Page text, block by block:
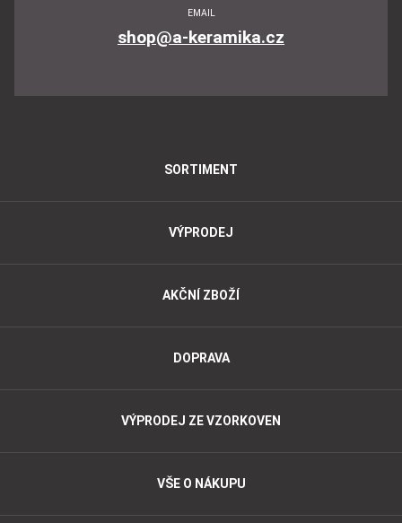
EMAIL
shop@a-keramika.cz
SORTIMENT
VÝPRODEJ
AKČNÍ ZBOŽÍ
DOPRAVA
VÝPRODEJ ZE VZORKOVEN
VŠE O NÁKUPU